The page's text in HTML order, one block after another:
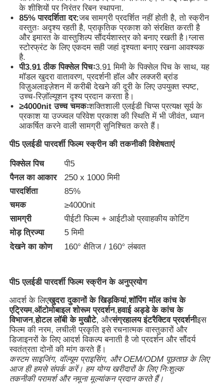
फैक्टरी यात्रा
गुणवत्ता नियंत्रण
हमसे संपर्क करें
समाचार
उद्धरण मांगें
एलईडी मेष स्क्रीन
एलईडी मेष प्रदर्शन
पारदर्शी फिल्म स्क्रीन का नेतृत्व किया
पारदर्शी एलईडी डिस्प्ले
ड्रोन उड़ने वाली एलईडी स्क्रीन
होलोग्राफिक एलईडी स्क्रीन
के शीशियों पर निरंतर रिबन स्थापना.
85% पारदर्शिता दर:जब सामग्री प्रदर्शित नहीं होती है, तो स्क्रीन
वस्तुतः अदृश्य रहती है, प्राकृतिक प्रकाश को संरक्षित करती है
और इमारत के वास्तुशिल्प सौंदर्यशास्त्र को बनाए रखती है।ग्लास
स्टोरफ्रंट के लिए एकदम सही जहां दृश्यता बनाए रखना आवश्यक
है.
पी3.91 ठीक पिक्सेल पिचः3.91 मिमी के पिक्सेल पिच के साथ, यह
मॉडल खुदरा वातावरण, प्रदर्शनी हॉल और लक्जरी ब्रांड
विज़ुअलाइज़ेशन में करीबी देखने की दूरी के लिए उपयुक्त स्पष्ट,
उच्च-रिज़ॉल्यूशन दृश्य प्रदान करता है।
≥4000nit उच्च चमकःशक्तिशाली एलईडी चिप्स प्रत्यक्ष सूर्य के
प्रकाश या उज्ज्वल परिवेश प्रकाश की स्थिति में भी जीवंत, ध्यान
आकर्षित करने वाली सामग्री सुनिश्चित करते हैं।
पी5 एलईडी पारदर्शी फिल्म स्क्रीन की तकनीकी विशेषताएं
पिक्सेल पिच
पी5
पैनल का आकार
250 x 1000 मिमी
पारदर्शिता
85%
चमक
≥4000nit
सामग्री
पीईटी फिल्म + आईटीओ प्रवाहकीय कोटिंग
मोड़ त्रिज्या
5 मिमी
देखने का कोण
160° क्षैतिज / 160° लंबवत
पी5 एलईडी पारदर्शी फिल्म स्क्रीन के अनुप्रयोग
आदर्श के लिएखुदरा दुकानों के खिड़कियां,शॉपिंग मॉल कांच के
एट्रियम,ऑटोमोबाइल शोरूम प्रदर्शन,हवाई अड्डे के कांच के
विभाजन,होटल लॉबी के मुखौटे, औरसंग्रहालय इंटरैक्टिव प्रदर्शनीइस
फिल्म की नरम, लचीली प्रकृति इसे रचनात्मक वास्तुकारों और
डिजाइनरों के लिए आदर्श विकल्प बनाती है जो प्रदर्शन और सौंदर्य
स्वतंत्रता दोनों की मांग करते हैं।
कस्टम साइजिंग, वॉल्यूम प्राइसिंग, और OEM/ODM पूछताछ के लिए
आज ही हमसे संपर्क करें। हम योग्य खरीदारों के लिए निःशुल्क
तकनीकी परामर्श और नमूना मूल्यांकन प्रदान करते हैं।